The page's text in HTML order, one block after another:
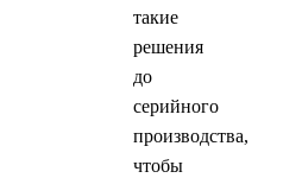
такие
решения
до
серийного
производства,
чтобы